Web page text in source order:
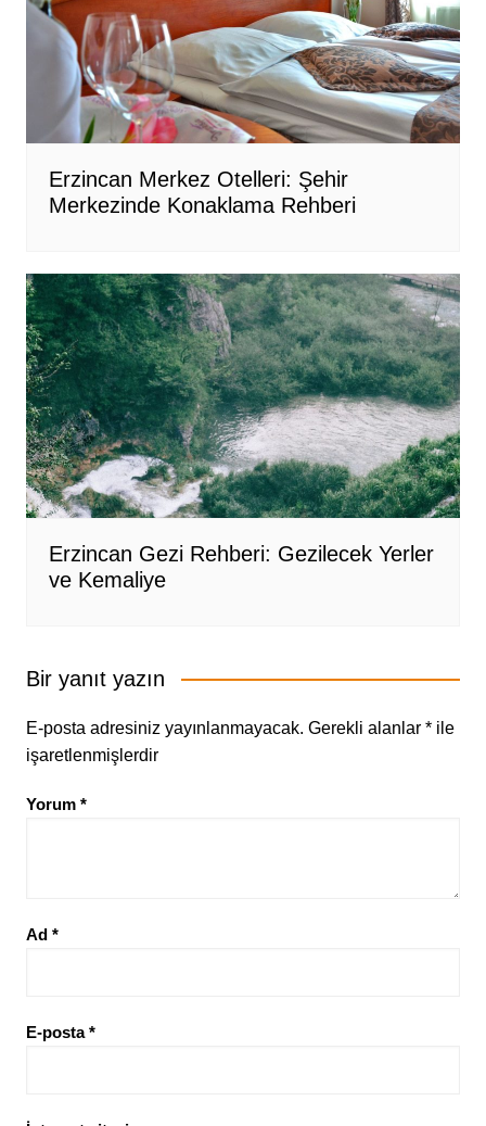
Erzincan Merkez Otelleri: Şehir
Merkezinde Konaklama Rehberi
Erzincan Gezi Rehberi: Gezilecek Yerler
ve Kemaliye
Bir yanıt yazın
E-posta adresiniz yayınlanmayacak. Gerekli alanlar *ile
işaretlenmişlerdir
Yorum *
Ad *
E-posta*